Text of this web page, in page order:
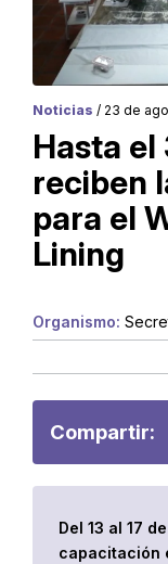
Noticias / 23 de
Hasta el
reciben
para el
Lining
Organismo:
Compartir:
Del 13 al 17
capacitación